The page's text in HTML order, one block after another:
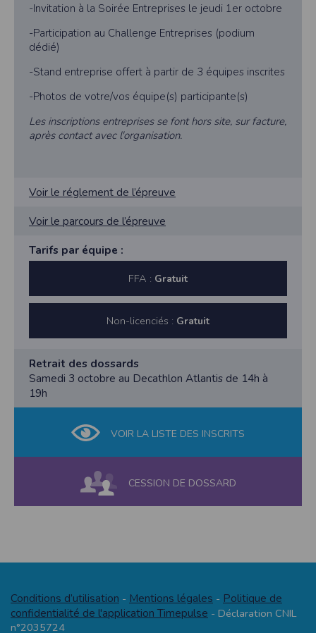
-Invitation à la Soirée Entreprises le jeudi 1er octobre
-Participation au Challenge Entreprises (podium
dédié)
-Stand entreprise offert à partir de 3 équipes inscrites
-Photos de votre/vos équipe(s) participante(s)
Les inscriptions entreprises se font hors site, sur facture,
après contact avec l'organisation.
Voir le réglement de l’épreuve
Voir le parcours de l’épreuve
Tarifs par équipe :
FFA : Gratuit
Non-licenciés : Gratuit
Retrait des dossards
Samedi 3 octobre au Decathlon Atlantis de 14h à
19h
VOIR LA LISTE DES INSCRITS
CESSION DE DOSSARD
Conditions d’utilisation - Mentions légales - Politique de
confidentialité de l'application Timepulse - Déclaration CNIL
n°2035724